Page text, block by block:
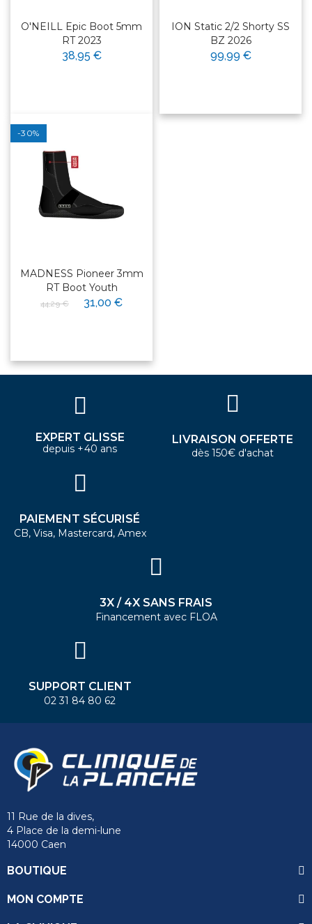
O'NEILL Epic Boot 5mm
RT 2023
38,95 €
ION Static 2/2 Shorty SS
BZ 2026
99,99 €
-30%
MADNESS Pioneer 3mm
RT Boot Youth
44,29 € 31,00 €
EXPERT GLISSE
depuis +40 ans
LIVRAISON OFFERTE
dès 150€ d'achat
PAIEMENT SÉCURISÉ
CB, Visa, Mastercard, Amex
3X / 4X SANS FRAIS
Financement avec FLOA
SUPPORT CLIENT
02 31 84 80 62
11 Rue de la dives,
4 Place de la demi-lune
14000 Caen
BOUTIQUE
MON COMPTE